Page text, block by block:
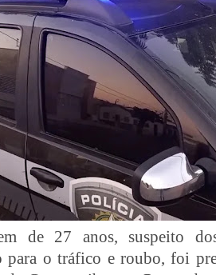
de 27 anos, suspeito
para o tráfico e roubo, foi